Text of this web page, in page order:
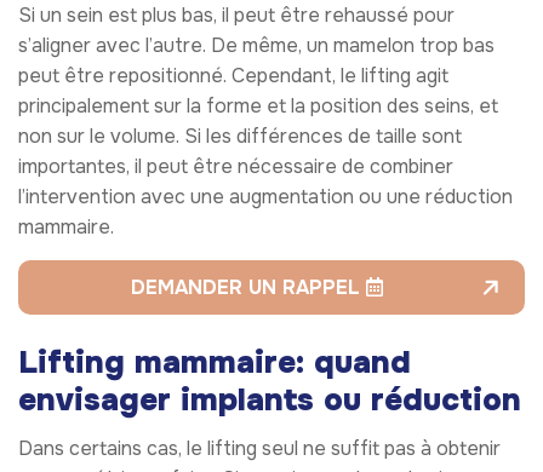
Si un sein est plus bas, il peut être rehaussé pour
s’aligner avec l’autre. De même, un mamelon trop bas
peut être repositionné. Cependant, le lifting agit
principalement sur la forme et la position des seins, et
non sur le volume. Si les différences de taille sont
importantes, il peut être nécessaire de combiner
l’intervention avec une augmentation ou une réduction
mammaire.
DEMANDER UN RAPPEL
Lifting mammaire: quand
envisager implants ou réduction
Dans certains cas, le lifting seul ne suffit pas à obtenir